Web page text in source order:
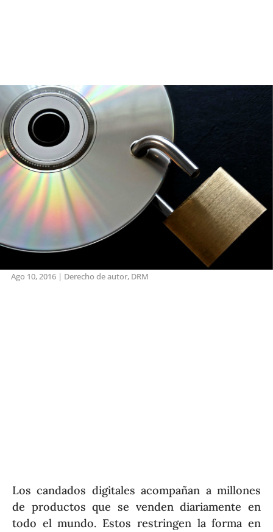
Ago 10, 2016| Derecho de autor, DRM
Los candados digitales acompañan a millones
de productos que se venden diariamente en
todo el mundo. Estos restringen la forma en